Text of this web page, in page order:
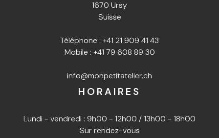
1670 Ursy
Suisse
Téléphone : +41 21 909 41 43
Mobile : +41 79 608 89 30
info@monpetitatelier.ch
HORAIRES
Lundi - vendredi : 9h00 - 12h00 / 13h00 - 18h00
Sur rendez-vous